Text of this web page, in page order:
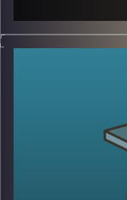
באוגוסט של שנת 2019 , ארגון ה-Roundtable . בו
ביותר
ערך לכלל
עובדים
ומה יש